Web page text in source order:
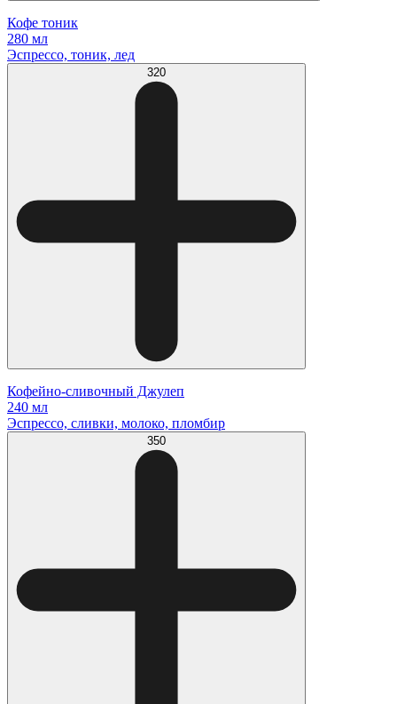
Кофе тоник
280 мл
Эспрессо, тоник, лед
320
Кофейно-сливочный Джулеп
240 мл
Эспрессо, сливки, молоко, пломбир
350